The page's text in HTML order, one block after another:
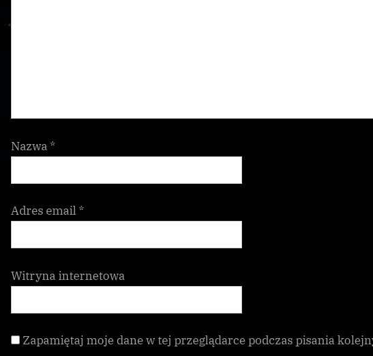
Nazwa*
Adres email*
Witryna internetowa
Zapamiętaj moje dane w tej przeglądarce podczas pisania